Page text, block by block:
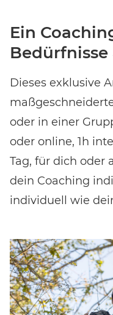
Event-Code hier
Noch keinen Event-
Ein
Dieses exklusive
oder in einer
oder online, 1h
Tag, für dich oder
dein Coaching
individuell wie